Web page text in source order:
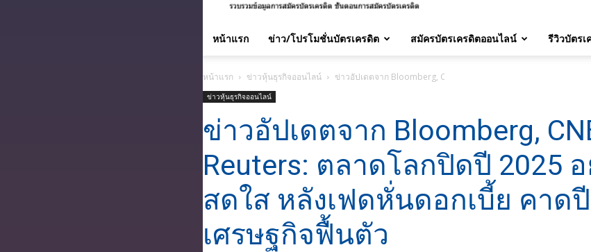
บัตร
เงินสด
เชื่อ
บุคคล
ธนาคาร
อนุมัติ
เร็ว
บริการ
ฟรี
หน้าแรก ข่าว/โปรโมชั่นบัตรเครดิต สมัครบัตรเครดิตออนไลน์ รีวิวบัตรเ
หน้าแรก ข่าวหุ้นธุรกิจออนไลน์ ข่าวอัปเดตจาก Bloomberg, CNBC, Reuters: ตลาดโลกปิดปี 2025 อย่
ข่าวหุ้นธุรกิจออนไลน์
ข่าวอัปเดตจาก Bloomberg,
Reuters: ตลาดโลกปิดปี 2025 อ
สดใส หลังเฟดหั่นดอกเบี้ย คาด
เศรษฐกิจฟื้นตัว